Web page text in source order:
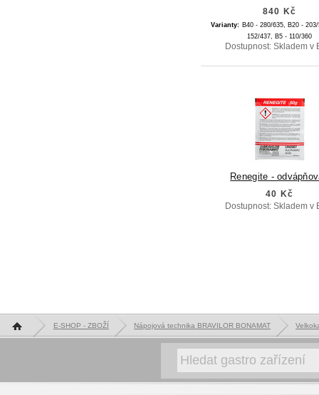
840 Kč
Varianty: B40 - 280/635,
B20 -
152/437, B5 - 110/360
Dostupnost: Skladem v
Renegite -
40 Kč
Dostupnost: Skladem v
Hlavní stránka E-SHOP - ZBOŽÍ Nápojová technika BRAVILOR BONAMAT